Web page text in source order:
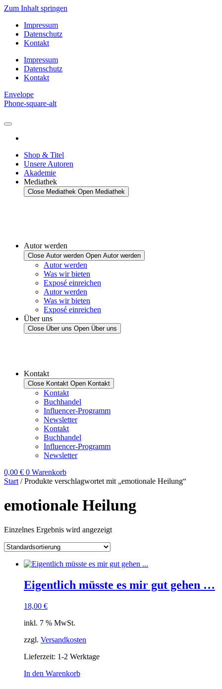
Zum Inhalt springen
Impressum
Datenschutz
Kontakt
Impressum
Datenschutz
Kontakt
Envelope
Phone-square-alt
Shop & Titel
Unsere Autoren
Akademie
Mediathek
Close Mediathek Open Mediathek
Autor werden
Close Autor werden Open Autor werden
Autor werden
Was wir bieten
Exposé einreichen
Autor werden
Was wir bieten
Exposé einreichen
Über uns
Close Über uns Open Über uns
Kontakt
Close Kontakt Open Kontakt
Kontakt
Buchhandel
Influencer-Programm
Newsletter
Kontakt
Buchhandel
Influencer-Programm
Newsletter
0,00 € 0 Warenkorb
Start / Produkte verschlagwortet mit „emotionale Heilung“
emotionale Heilung
Einzelnes Ergebnis wird angezeigt
Eigentlich müsste es mir gut gehen …
18,00 €
inkl. 7 % MwSt.
zzgl. Versandkosten
Lieferzeit: 1-2 Werktage
In den Warenkorb